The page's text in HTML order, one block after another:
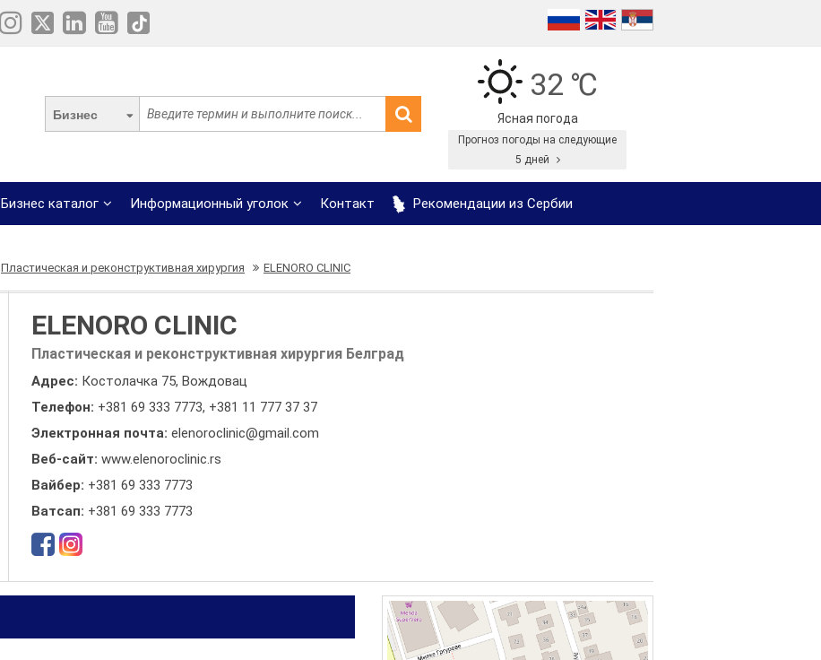
Бизнес
32 ℃
Ясная погода
Прогноз погоды на следующие
5 дней
Бизнес каталог Информационный уголок Контакт Рекомендации из Сербии
Пластическая и реконструктивная хирургия ELENORO CLINIC
ELENORO CLINIC
Пластическая и реконструктивная хирургия Белград
Адрес: Костолачка 75, Вождовац
Телефон: +381 69 333 7773, +381 11 777 37 37
Электронная почта: elenoroclinic@gmail.com
Веб-сайт: www.elenoroclinic.rs
Вайбер: +381 69 333 7773
Ватсап: +381 69 333 7773